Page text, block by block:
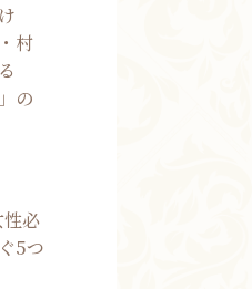
村
の
性必
5つ